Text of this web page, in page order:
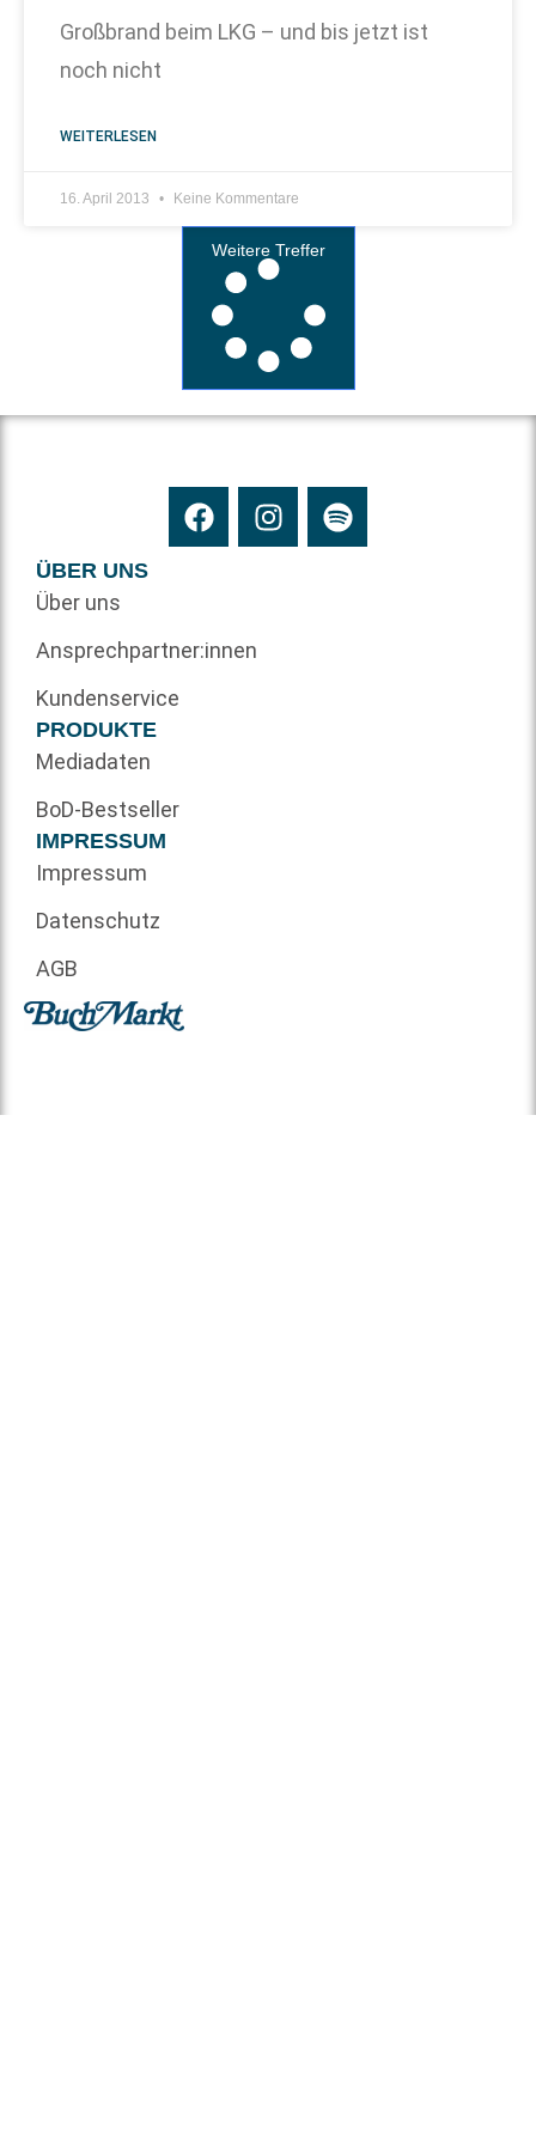
Großbrand beim LKG – und bis jetzt ist
noch nicht
WEITERLESEN
16. April 2013 Keine Kommentare
Weitere Treffer
ÜBER UNS
Über uns
Ansprechpartner:innen
Kundenservice
PRODUKTE
Mediadaten
BoD-Bestseller
IMPRESSUM
Impressum
Datenschutz
AGB